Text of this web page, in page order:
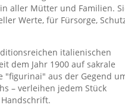
aller Mütter und Familien.
Werte, für Fürsorge,
italienischen
dem Jahr 1900 auf sakrale
"figurinai" aus der Gegend
– verleihen jedem Stück